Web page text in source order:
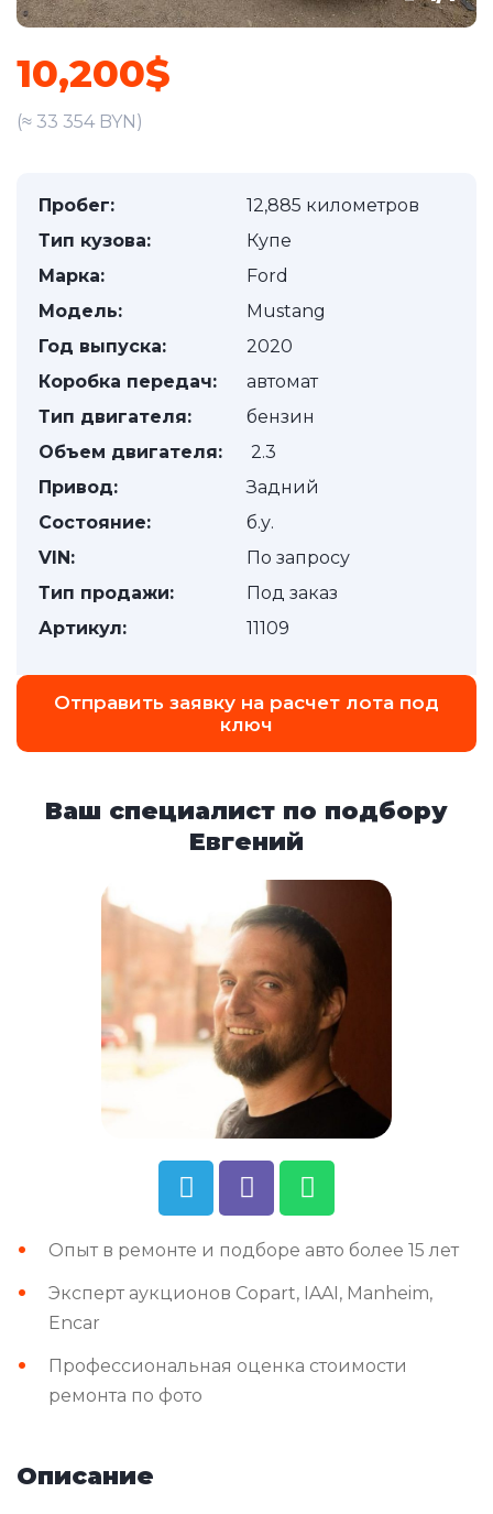
10,200$
(≈ 33 354 BYN)
Пробег:
12,885 километров
Тип кузова:
Купе
Марка:
Ford
Модель:
Mustang
Год выпуска:
2020
Коробка передач:
автомат
Тип двигателя:
бензин
Объем двигателя:
2.3
Привод:
Задний
Состояние:
б.у.
VIN:
По запросу
Тип продажи:
Под заказ
Артикул:
11109
Отправить заявку на расчет лота под
ключ
Ваш специалист по подбору
Евгений
Опыт в ремонте и подборе авто более 15 лет
Эксперт аукционов Copart, IAAI, Manheim,
Encar
Профессиональная оценка стоимости
ремонта по фото
Описание